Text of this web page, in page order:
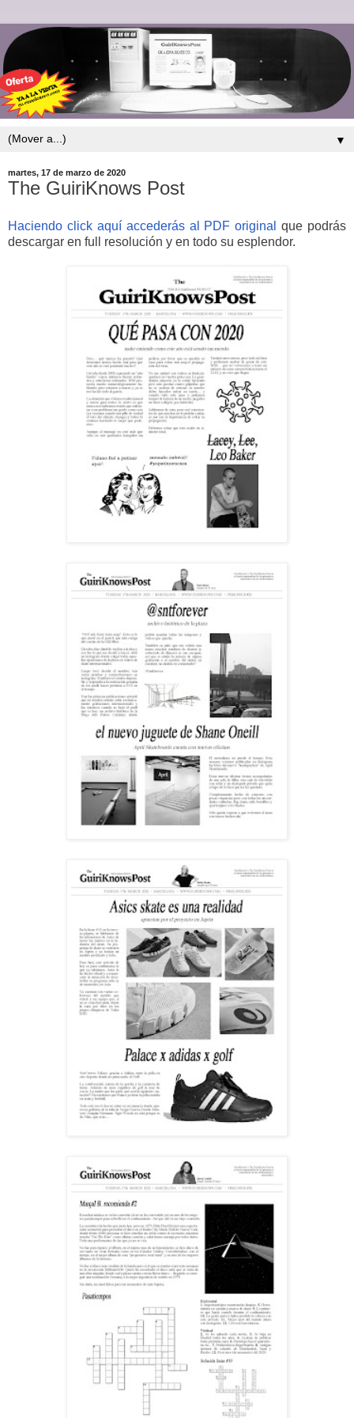
▼
martes, 17 de marzo de 2020
The GuiriKnows Post
Haciendo click aquí accederás al PDF original
que podrás
descargar en full resolución y en todo su esplendor.